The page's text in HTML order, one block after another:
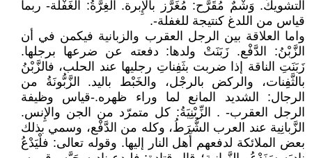
التشويكُ. وَشْمٌ مُقَرَّح: مُغَرَّز بالإِبرة. الغِرَّةُ: الغَفْلة- ربما
قياس من اللدغ كنتيجة للغفلة-.
واما العلاقة بين الرجل العقرب والزبانية فيكمن في أن
الزَّبْنُ: الدَّفْع. زَبَنَتْ ولدها: دفعته عن ضرعها برجلها.
زَبَنَتِ الناقة إذا ضربت بثَفِناتِ رجليها عند الحلب، فالزَّبْنُ
بالثَّفِنات، والركض بالرجْل، والخَبْط باليد. الزَّبُّونَةُ من
الرجال: الشديد المانع لما وراء ظهره.-قياس وظيفة
الرجل العقرب- . الزِّبْنِيَةُ: كل متمرّد من الجن والإِنس.
الزَّبانِية عند العرب الشُّرَطُ، وكله من الدَّفْع، وسمي بذلك
بعض الملائكة لدفعهم أَهل النار إليها. وقوله تعالى: فلْيَدْعُ